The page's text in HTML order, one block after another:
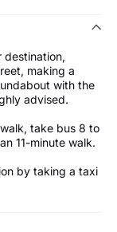
destination,
making a
with the
advised.
take bus 8 to
11-minute walk.
by taking a taxi